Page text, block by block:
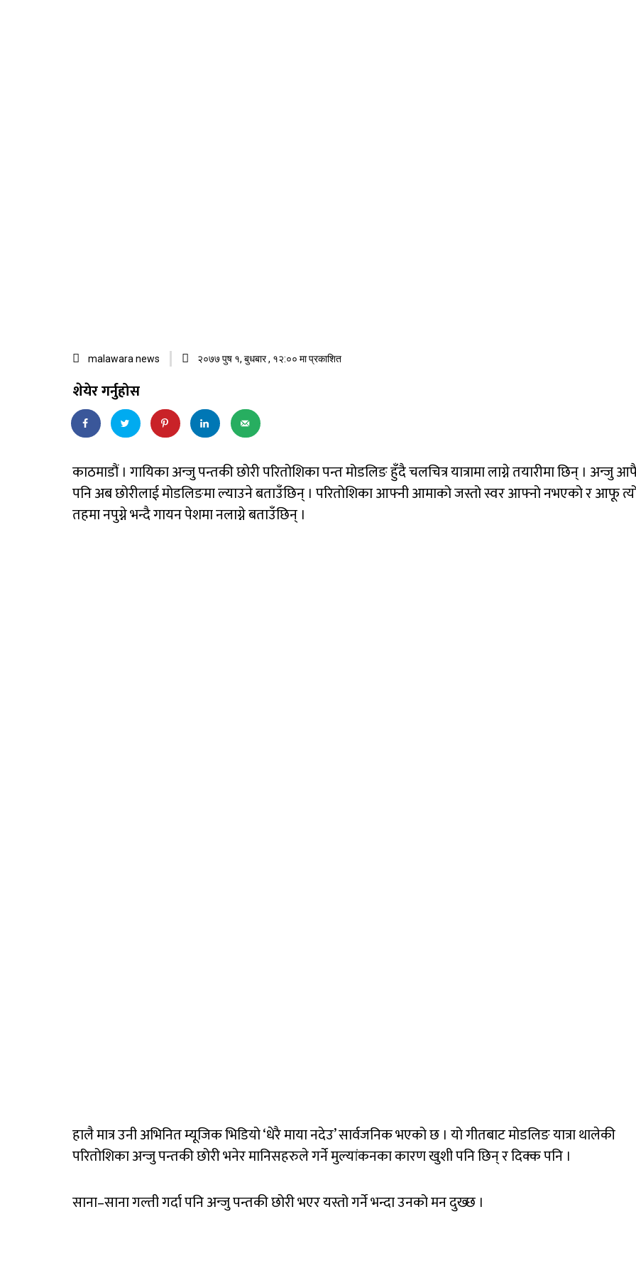
malawara news २०७७ पुष १, बुधबार , १२:०० मा प्रकाशित
शेयेर गर्नुहोस
काठमाडौं । गायिका अन्जु पन्तकी छोरी परितोशिका पन्त मोडलिङ हुँदै चलचित्र यात्रामा लाग्ने तयारीमा छिन् । अन्जु
पनि अब छोरीलाई मोडलिङमा ल्याउने बताउँछिन् । परितोशिका आफ्नी आमाको जस्तो स्वर आफ्नो नभएको र आफू
तहमा नपुग्ने भन्दै गायन पेशमा नलाग्ने बताउँछिन् ।
हालै मात्र उनी अभिनित म्यूजिक भिडियो ‘धेरै माया नदेउ’ सार्वजनिक भएको छ । यो गीतबाट मोडलिङ यात्रा थालेकी
परितोशिका अन्जु पन्तकी छोरी भनेर मानिसहरुले गर्ने मुल्यांकनका कारण खुशी पनि छिन् र दिक्क पनि ।
साना–साना गल्ती गर्दा पनि अन्जु पन्तकी छोरी भएर यस्तो गर्ने भन्दा उनको मन दुख्छ ।